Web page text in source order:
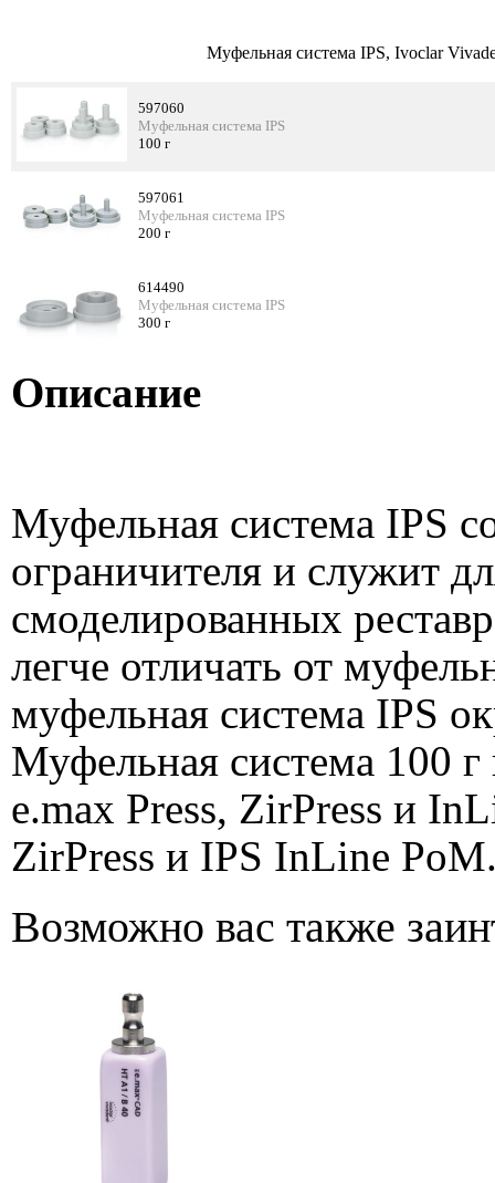
Муфельная система IPS, Ivoclar
597060
Муфельная система IPS
100 г
597061
Муфельная система IPS
200 г
614490
Муфельная система IPS
300 г
Описание
Муфельная система IPS
ограничителя и служит
смоделированных
легче отличать от
муфельная система IPS
Муфельная система 100
e.max Press, ZirPress и
ZirPress и IPS InLine
Возможно вас также